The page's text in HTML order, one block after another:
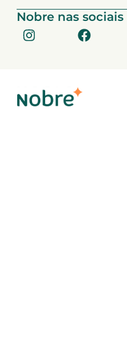
Nobre nas sociais